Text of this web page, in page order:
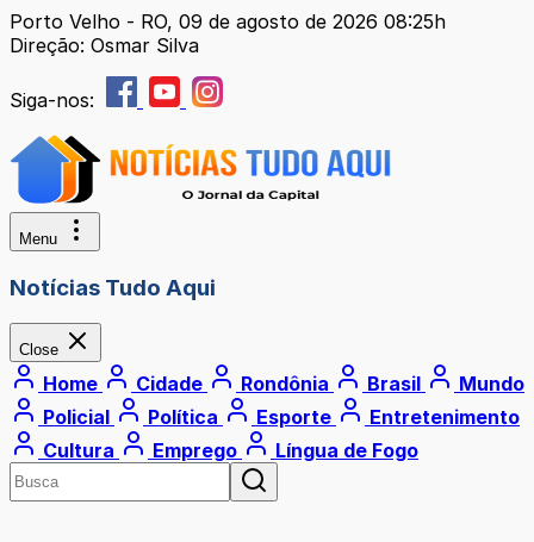
Porto Velho - RO, 09 de agosto de 2026 08:25h
Direção: Osmar Silva
Siga-nos:
Menu
Notícias Tudo Aqui
Close
Home Cidade Rondônia Brasil
Mundo
Policial
Política Esporte
Entretenimento
Cultura
Emprego Língua de Fogo